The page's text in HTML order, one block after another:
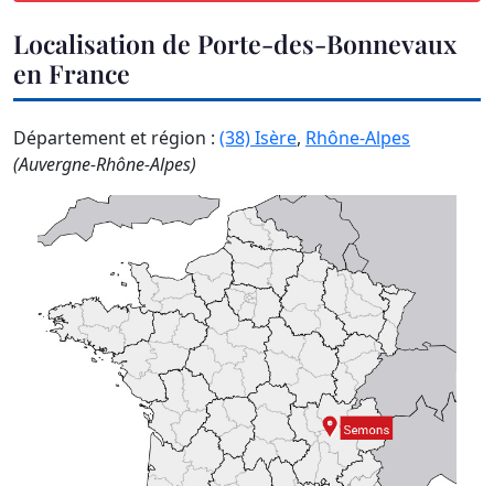
Localisation de Porte-des-Bonnevaux
en France
Département et région : (38) Isère, Rhône-Alpes
(Auvergne-Rhône-Alpes)